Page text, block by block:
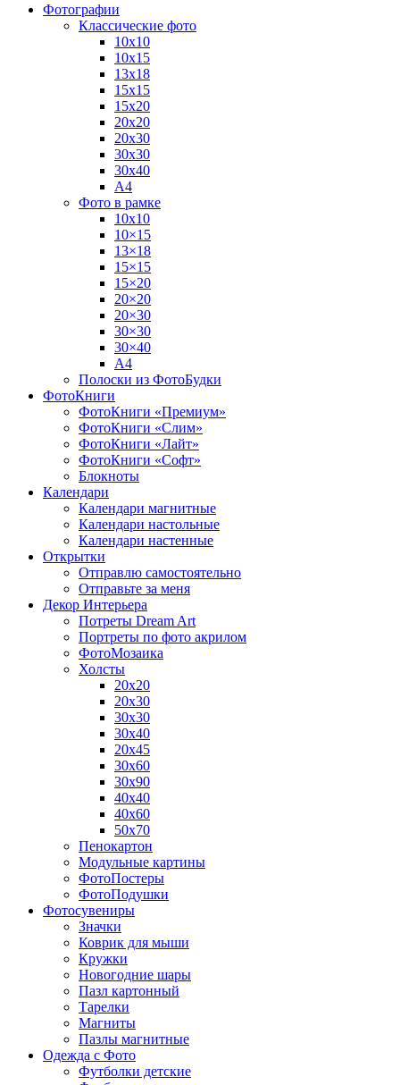
Фотографии
Классические фото
10х10
10х15
13х18
15х15
15х20
20х20
20х30
30х30
30х40
А4
Фото в рамке
10х10
10×15
13×18
15×15
15×20
20×20
20×30
30×30
30×40
A4
Полоски из ФотоБудки
ФотоКниги
ФотоКниги «Премиум»
ФотоКниги «Слим»
ФотоКниги «Лайт»
ФотоКниги «Софт»
Блокноты
Календари
Календари магнитные
Календари настольные
Календари настенные
Открытки
Отправлю самостоятельно
Отправьте за меня
Декор Интерьера
Потреты Dream Art
Портреты по фото акрилом
ФотоМозаика
Холсты
20х20
20х30
30х30
30х40
20х45
30х60
30х90
40х40
40х60
50х70
Пенокартон
Модульные картины
ФотоПостеры
ФотоПодушки
Фотоcувениры
Значки
Коврик для мыши
Кружки
Новогодние шары
Пазл картонный
Тарелки
Магниты
Пазлы магнитные
Одежда с Фото
Футболки детские